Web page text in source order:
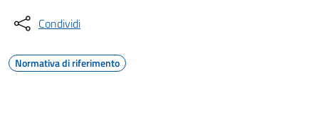
Condividi
Normativa di riferimento